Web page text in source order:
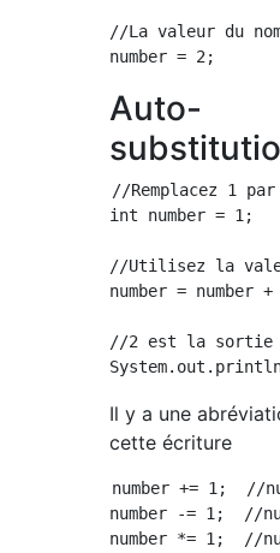
//La valeur du
Auto-
//Remplacez 1
int number = 1;
//Utilisez la
number = number
//2 est la sortie
Il y a une
cette écriture
number += 1;  //
number -= 1;  //
number *= 1;  //